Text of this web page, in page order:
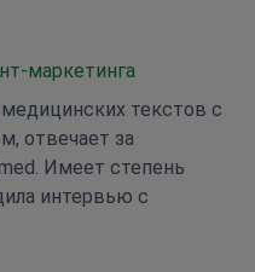
маркетинга
текстов с
отвечает за
Имеет степень
интервью с